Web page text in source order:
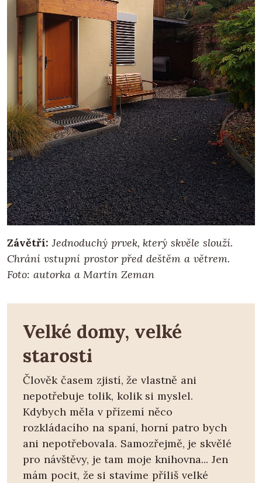
Závětří: Jednoduchý prvek, který skvěle slouží.
Chrání vstupní prostor před deštěm a větrem.
Foto: autorka a Martin Zeman
Velké domy, velké
starosti
Člověk časem zjistí, že vlastně ani
nepotřebuje tolik, kolik si myslel.
Kdybych měla v přízemí něco
rozkládacího na spaní, horní patro bych
ani nepotřebovala. Samozřejmě, je skvělé
pro návštěvy, je tam moje knihovna... Jen
mám pocit, že si stavíme příliš velké